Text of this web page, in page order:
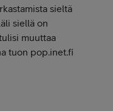
sieltä
siellä on
muuttaa
tuon pop.inet.fi